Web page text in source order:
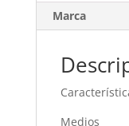
Marca
Medios